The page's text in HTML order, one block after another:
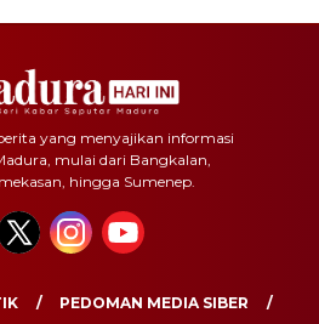
yang menyajikan informasi
mulai dari Bangkalan,
hingga Sumenep.
PEDOMAN MEDIA SIBER